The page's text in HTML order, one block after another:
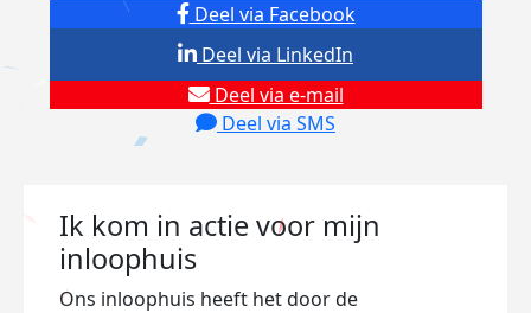
Deel via Facebook
Deel via e-mail
Deel via SMS
Deel via LinkedIn
Ik kom in actie voor mijn
inloophuis
Ons inloophuis heeft het door de